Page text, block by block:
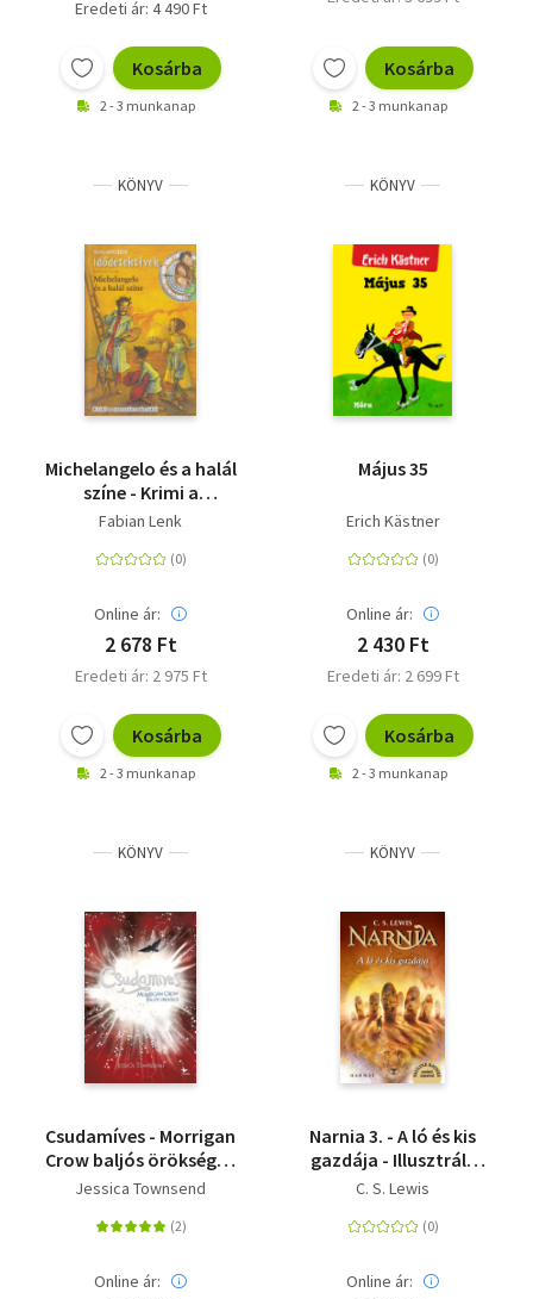
Eredeti ár: 4 490 Ft
Kosárba
2 - 3 munkanap
Kosárba
2 - 3 munkanap
KÖNYV
Michelangelo és a halál
színe - Krimi a
reneszánsz korából -
Fabian Lenk
Online ár:
2 678 Ft
Eredeti ár: 2 975 Ft
Kosárba
2 - 3 munkanap
KÖNYV
Május 35
Erich Kästner
Online ár:
2 430 Ft
Eredeti ár: 2 699 Ft
Kosárba
2 - 3 munkanap
KÖNYV
Csudamíves - Morrigan
Crow baljós öröksége -
Nevermoor 2.
Jessica Townsend
Online ár:
KÖNYV
Narnia 3. - A ló és kis
gazdája - Illusztrált
kiadás
C. S. Lewis
Online ár: